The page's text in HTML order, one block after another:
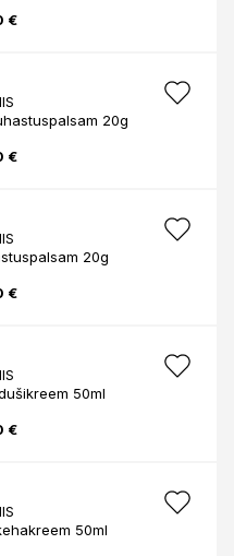
€
20g
€
20g
€
50ml
€
50ml